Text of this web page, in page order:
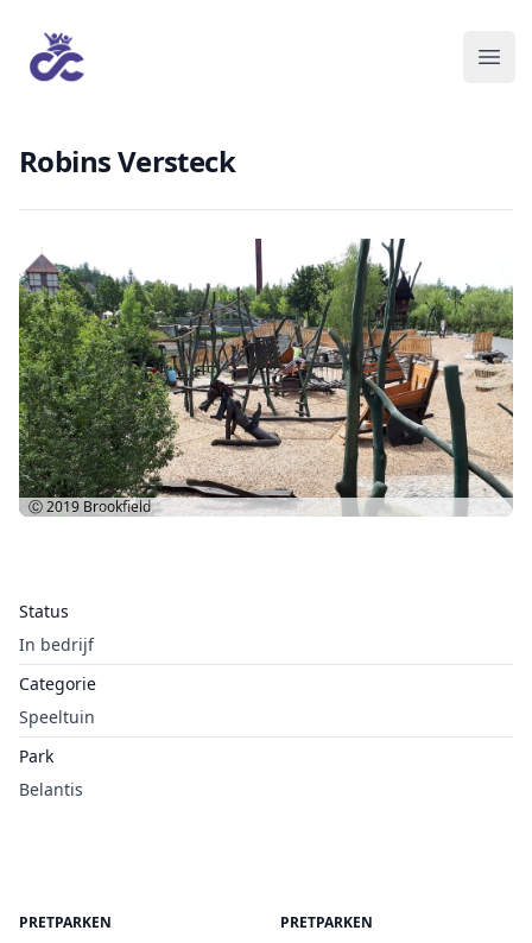
Robins Versteck
Status
In bedrijf
Categorie
Speeltuin
Park
Belantis
Ⓒ 2019 Brookfield
PRETPARKEN PRETPARKEN